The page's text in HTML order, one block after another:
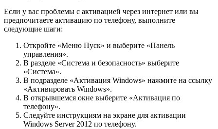
Если у вас проблемы с активацией через интернет или вы
предпочитаете активацию по телефону, выполните
следующие шаги:
Откройте «Меню Пуск» и выберите «Панель
управления».
В разделе «Система и безопасность» выберите
«Система».
В подразделе «Активация Windows» нажмите на ссылку
«Активировать Windows».
В открывшемся окне выберите «Активация по
телефону».
Следуйте инструкциям на экране для активации
Windows Server 2012 по телефону.